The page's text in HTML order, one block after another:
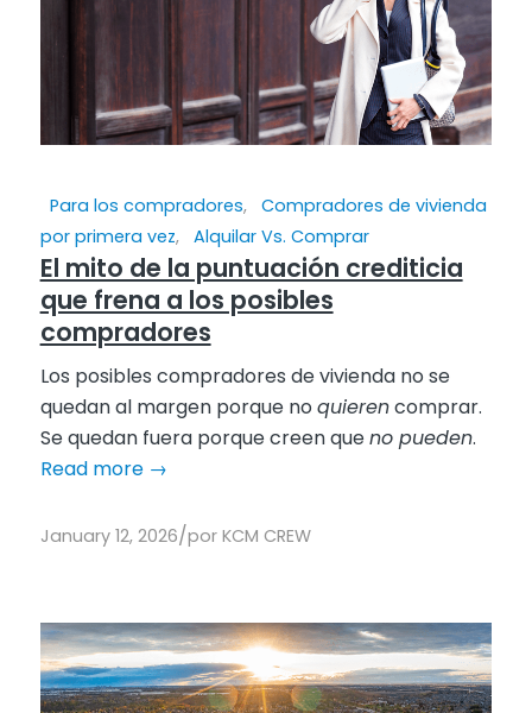
Para los compradores, Compradores de vivienda
por primera vez, Alquilar Vs. Comprar
El mito de la puntuación crediticia
que frena a los posibles
compradores
Los posibles compradores de vivienda no se
quedan al margen porque no quierencomprar.
Se quedan fuera porque creen queno pueden.
Read more→
January 12, 2026/por KCM CREW